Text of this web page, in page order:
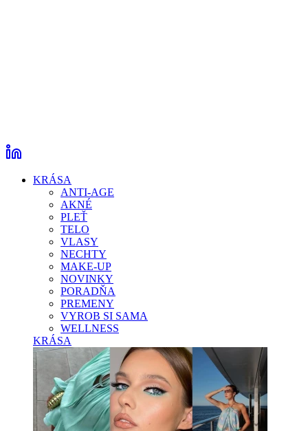
KRÁSA
ANTI-AGE
AKNÉ
PLEŤ
TELO
VLASY
NECHTY
MAKE-UP
NOVINKY
PORADŇA
PREMENY
VYROB SI SAMA
WELLNESS
KRÁSA